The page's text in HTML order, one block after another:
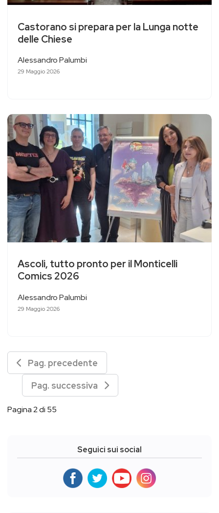
Castorano si prepara per la Lunga notte
delle Chiese
Alessandro Palumbi
29 Maggio 2026
Ascoli, tutto pronto per il Monticelli
Comics 2026
Alessandro Palumbi
29 Maggio 2026
Pag. precedente
Pag. successiva
Pagina 2 di 55
Seguici sui social